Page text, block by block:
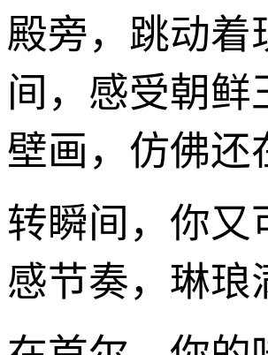
殿旁，跳动着
间，感受朝
壁画，仿佛还
转瞬间，你又
感节奏，琳琅